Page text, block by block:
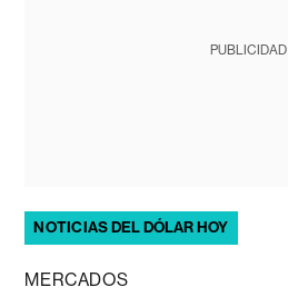
PUBLICIDAD
NOTICIAS DEL DÓLAR HOY
MERCADOS